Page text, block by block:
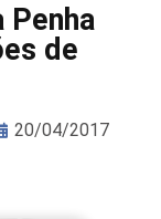
Penha
de
20/04/2017